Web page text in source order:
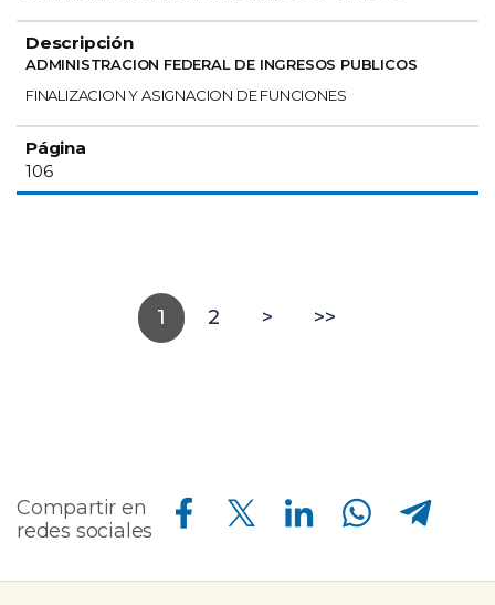
ADMINISTRACION FEDERAL DE INGRESOS PUBLICOS
FINALIZACION Y ASIGNACION DE FUNCIONES
106
1 2 > >>
Compartir en
redes sociales
Compartir en Facebook Compartir en Twitter Compartir en Linkedin Compartir en Whatsapp Compartir en Telegram